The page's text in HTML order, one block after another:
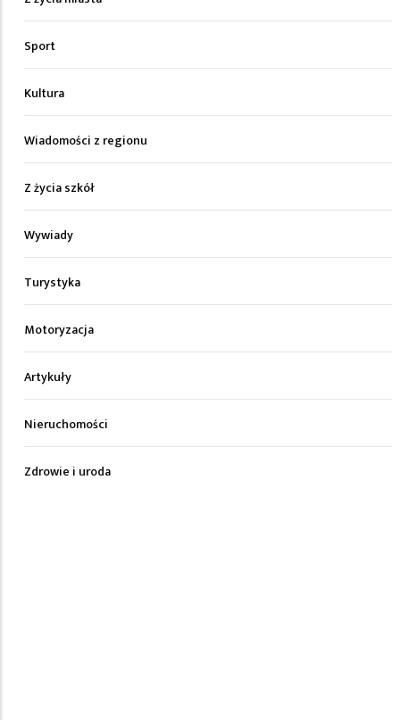
Sport
Kultura
Wiadomości z regionu
Z życia szkół
Wywiady
Turystyka
Motoryzacja
Artykuły
Nieruchomości
Zdrowie i uroda